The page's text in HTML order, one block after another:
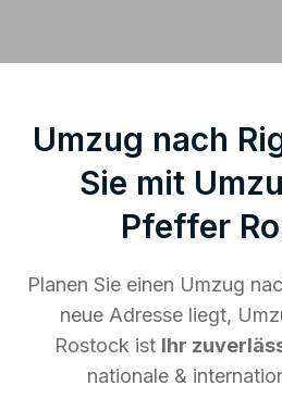
Umzug nach
Sie mit
Pfeffer
Planen Sie einen Umzug
neue Adresse liegt,
Rostock ist Ihr
nationale &